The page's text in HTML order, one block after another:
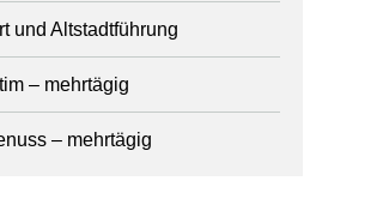
und Altstadtführung
– mehrtägig
– mehrtägig